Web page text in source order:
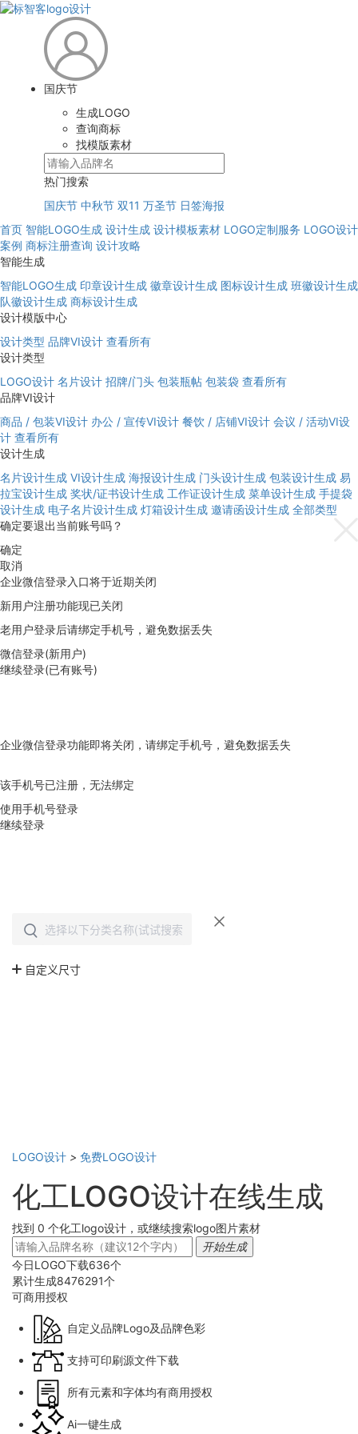
国庆节
生成LOGO
查询商标
找模版素材
热门搜索
国庆节 中秋节 双11 万圣节 日签海报
首页 智能LOGO生成 设计生成 设计模板素材 LOGO定制服务 LOGO设计
案例 商标注册查询 设计攻略
智能生成
智能LOGO生成 印章设计生成 徽章设计生成 图标设计生成 班徽设计生成
队徽设计生成 商标设计生成
设计模版中心
设计类型 品牌VI设计 查看所有
设计类型
LOGO设计 名片设计 招牌/门头 包装瓶帖 包装袋 查看所有
品牌VI设计
商品 / 包装VI设计 办公 / 宣传VI设计 餐饮 / 店铺VI设计 会议 / 活动VI设
计 查看所有
设计生成
名片设计生成 VI设计生成 海报设计生成 门头设计生成 包装设计生成 易
拉宝设计生成 奖状/证书设计生成 工作证设计生成 菜单设计生成 手提袋
设计生成 电子名片设计生成 灯箱设计生成 邀请函设计生成 全部类型
确定要退出当前账号吗？
确定
取消
企业微信登录入口将于近期关闭
新用户注册功能现已关闭
老用户登录后请绑定手机号，避免数据丢失
微信登录(新用户)
继续登录(已有账号)
企业微信登录功能即将关闭，请绑定手机号，避免数据丢失
该手机号已注册，无法绑定
使用手机号登录
继续登录
LOGO设计 > 免费LOGO设计
化工LOGO设计在线生成
找到 0 个化工logo设计，或继续搜索logo图片素材
开始生成
今日LOGO下载636个
累计生成8476291个
可商用授权
自定义品牌Logo及品牌色彩
支持可印刷源文件下载
所有元素和字体均有商用授权
Ai一键生成